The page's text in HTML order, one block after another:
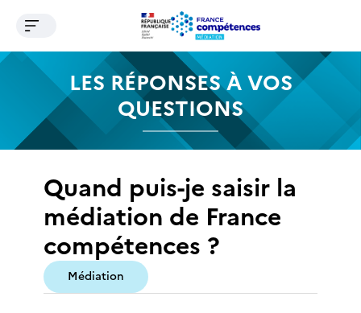
Contenu Recherche Menu Pied de page
Ouvrir le menu de navigation
LES RÉPONSES À VOS
QUESTIONS
Quand puis-je saisir la
médiation de France
compétences ?
Médiation